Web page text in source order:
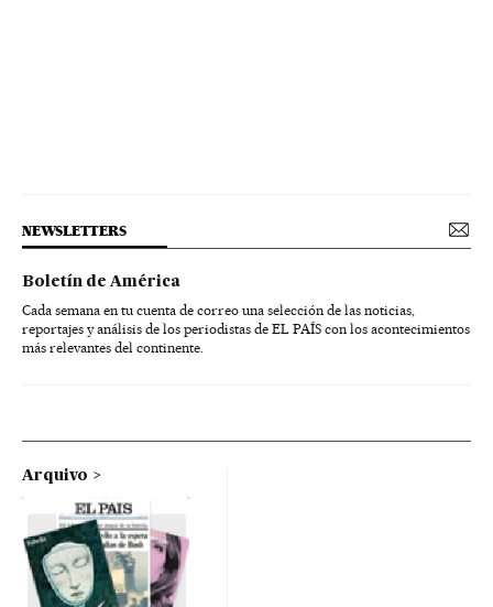
NEWSLETTERS
Boletín de América
Cada semana en tu cuenta de correo una selección de las noticias,
reportajes y análisis de los periodistas de EL PAÍS con los acontecimientos
más relevantes del continente.
Arquivo